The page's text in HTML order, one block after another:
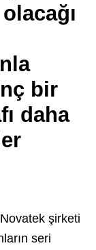
bir
daha
şirketi
seri